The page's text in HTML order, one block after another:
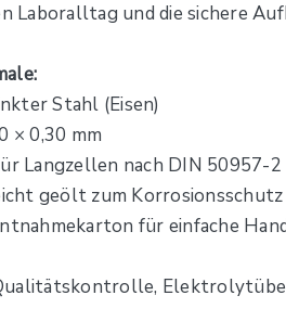
Laboralltag und die sichere
Stahl (Eisen)
× 0,30 mm
Langzellen nach DIN 50957-2
geölt zum Korrosionsschutz
für einfache